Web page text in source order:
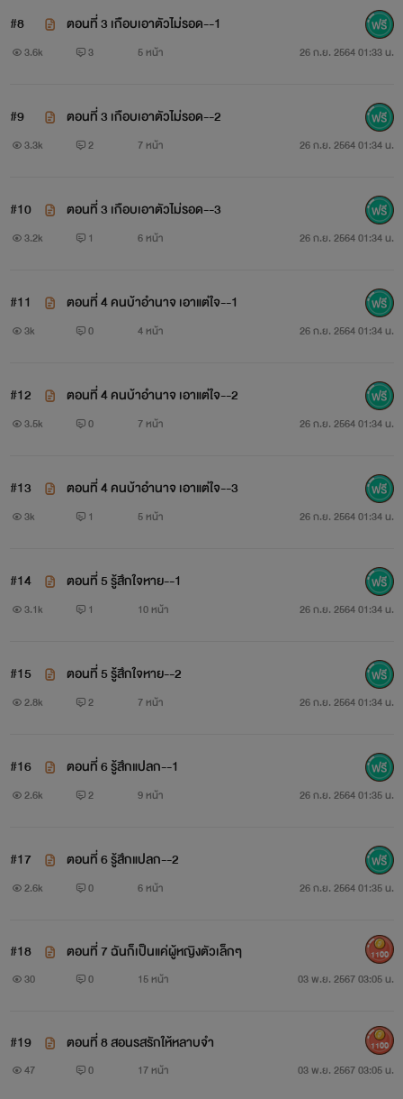
#8 ตอนที่ 3 เกือบเอาตัวไม่รอด--1
3.6k 3 5 หน้า 26 ก.ย. 2564 01:33 น.
#9 ตอนที่ 3 เกือบเอาตัวไม่รอด--2
3.3k 2 7 หน้า 26 ก.ย. 2564 01:34 น.
#10 ตอนที่ 3 เกือบเอาตัวไม่รอด--3
3.2k 1 6 หน้า 26 ก.ย. 2564 01:34 น.
#11 ตอนที่ 4 คนบ้าอำนาจ เอาแต่ใจ--1
3k 0 4 หน้า 26 ก.ย. 2564 01:34 น.
#12 ตอนที่ 4 คนบ้าอำนาจ เอาแต่ใจ--2
3.5k 0 7 หน้า 26 ก.ย. 2564 01:34 น.
#13 ตอนที่ 4 คนบ้าอำนาจ เอาแต่ใจ--3
3k 1 5 หน้า 26 ก.ย. 2564 01:34 น.
#14 ตอนที่ 5 รู้สึกใจหาย--1
3.1k 1 10 หน้า 26 ก.ย. 2564 01:34 น.
#15 ตอนที่ 5 รู้สึกใจหาย--2
2.8k 2 7 หน้า 26 ก.ย. 2564 01:34 น.
#16 ตอนที่ 6 รู้สึกแปลก--1
2.6k 2 9 หน้า 26 ก.ย. 2564 01:35 น.
#17 ตอนที่ 6 รู้สึกแปลก--2
2.6k 0 6 หน้า 26 ก.ย. 2564 01:35 น.
#18 ตอนที่ 7 ฉันก็เป็นแค่ผู้หญิงตัวเล็กๆ
30 0 15 หน้า 03 พ.ย. 2567 03:05 น.
1100
#19 ตอนที่ 8 สอนรสรักให้หลาบจำ
47 0 17 หน้า 03 พ.ย. 2567 03:05 น.
1100